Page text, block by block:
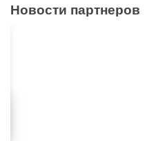
Новости партнеров